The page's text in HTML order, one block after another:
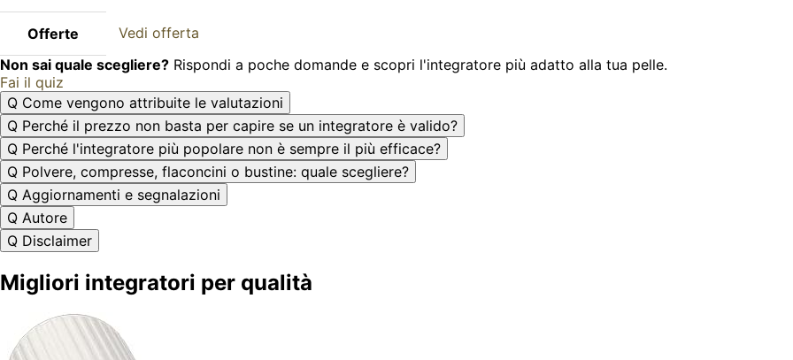
Offerte
Vedi offerta
Non sai quale scegliere? Rispondi a poche domande e scopri l'integratore più adatto alla tua pelle.
Fai il quiz
Q Come vengono attribuite le valutazioni
Q Perché il prezzo non basta per capire se un integratore è valido?
Q Perché l'integratore più popolare non è sempre il più efficace?
Q Polvere, compresse, flaconcini o bustine: quale scegliere?
Q Aggiornamenti e segnalazioni
Q Autore
Q Disclaimer
Migliori integratori per qualità